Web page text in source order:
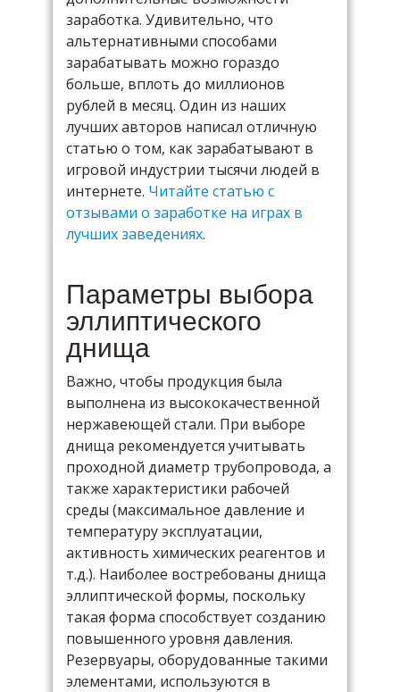
заработка. Удивительно, что
альтернативными способами
зарабатывать можно гораздо
больше, вплоть до миллионов
рублей в месяц. Один из наших
лучших авторов написал отличную
статью о том, как зарабатывают в
игровой индустрии тысячи людей в
интернете. Читайте статью с
отзывами о заработке на играх в
лучших заведениях.
Параметры выбора
эллиптического
днища
Важно, чтобы продукция была
выполнена из высококачественной
нержавеющей стали. При выборе
днища рекомендуется учитывать
проходной диаметр трубопровода, а
также характеристики рабочей
среды (максимальное давление и
температуру эксплуатации,
активность химических реагентов и
т.д.). Наиболее востребованы днища
эллиптической формы, поскольку
такая форма способствует созданию
повышенного уровня давления.
Резервуары, оборудованные такими
элементами, используются в